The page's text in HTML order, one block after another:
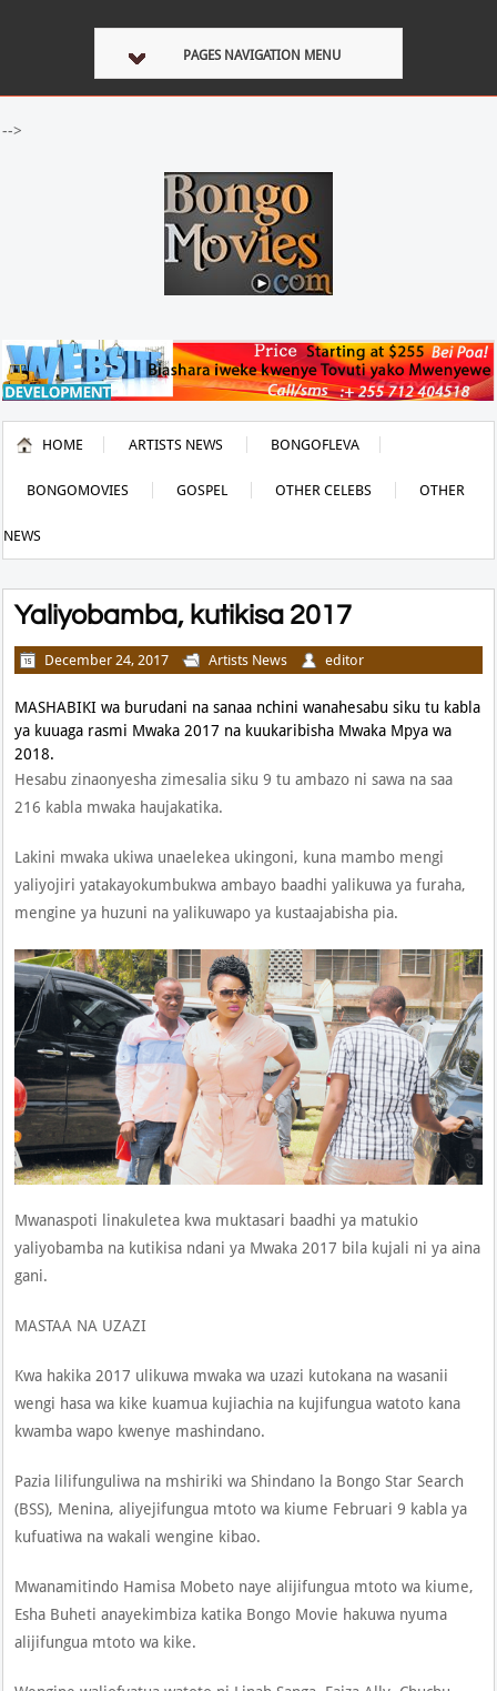
PAGES NAVIGATION MENU
-->
HOME ARTISTS NEWS BONGOFLEVA
BONGOMOVIES GOSPEL OTHER CELEBS OTHER
NEWS
Yaliyobamba, kutikisa 2017
December 24, 2017 Artists News editor
MASHABIKI wa burudani na sanaa nchini wanahesabu siku tu kabla
ya kuuaga rasmi Mwaka 2017 na kuukaribisha Mwaka Mpya wa
2018.
Hesabu zinaonyesha zimesalia siku 9 tu ambazo ni sawa na saa
216 kabla mwaka haujakatika.
Lakini mwaka ukiwa unaelekea ukingoni, kuna mambo mengi
yaliyojiri yatakayokumbukwa ambayo baadhi yalikuwa ya furaha,
mengine ya huzuni na yalikuwapo ya kustaajabisha pia.
Mwanaspoti linakuletea kwa muktasari baadhi ya matukio
yaliyobamba na kutikisa ndani ya Mwaka 2017 bila kujali ni ya aina
gani.
MASTAA NA UZAZI
Kwa hakika 2017 ulikuwa mwaka wa uzazi kutokana na wasanii
wengi hasa wa kike kuamua kujiachia na kujifungua watoto kana
kwamba wapo kwenye mashindano.
Pazia lilifunguliwa na mshiriki wa Shindano la Bongo Star Search
(BSS), Menina, aliyejifungua mtoto wa kiume Februari 9 kabla ya
kufuatiwa na wakali wengine kibao.
Mwanamitindo Hamisa Mobeto naye alijifungua mtoto wa kiume,
Esha Buheti anayekimbiza katika Bongo Movie hakuwa nyuma
alijifungua mtoto wa kike.